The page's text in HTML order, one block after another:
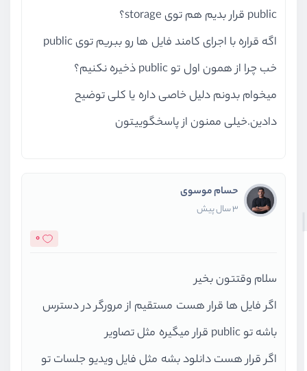
public قرار بدیم هم توی storage؟
اگه قراره با اجرای کامند فایل ها رو ببریم توی public
خب چرا از همون اول تو public ذخیره نکنیم؟
میخوام بدونم دلیل خاصی داره یا کلی توضیح
دادین.خیلی ممنون از پاسخگوییتون
حسام موسوی
3 سال پیش
0
سلام وقتتون بخیر
اگر فایل ها قرار هست مستقیم از مرورگر در دسترس
باشه تو public قرار میگیره مثل تصاویر
اگر قرار هست دانلود بشه مثل فایل ویدیو جلسات تو